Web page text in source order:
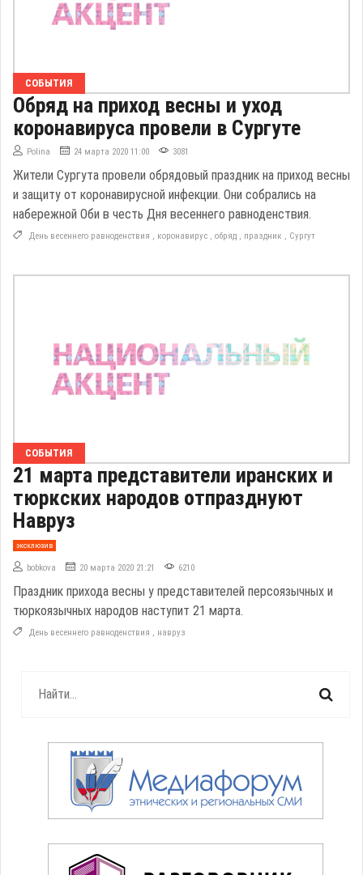
СОБЫТИЯ
Обряд на приход весны и уход
коронавируса провели в Сургуте
Polina 24 марта 2020 11:00 3081
Жители Сургута провели обрядовый праздник на приход весны
и защиту от коронавирусной инфекции. Они собрались на
набережной Оби в честь Дня весеннего равноденствия.
День весеннего равноденствия , коронавирус , обряд , праздник , Сургут
СОБЫТИЯ
21 марта представители иранских и
тюркских народов отпразднуют
Навруз
эксклюзив
bobkova 20 марта 2020 21:21 6210
Праздник прихода весны у представителей персоязычных и
тюркоязычных народов наступит 21 марта.
День весеннего равноденствия , навруз